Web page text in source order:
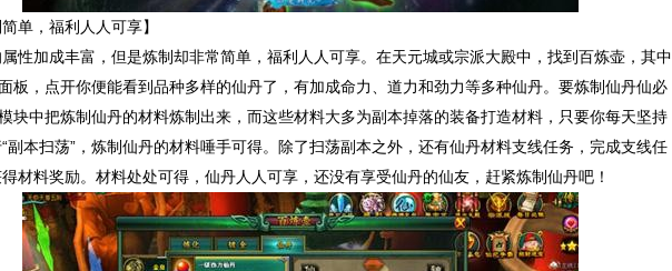
简单，福利人人可享】
性加成丰富，但是炼制却非常简单，福利人人可享。在天元城或宗派大殿中，找到百炼壶，其中
板，点开你便能看到品种多样的仙丹了，有加成命力、道力和劲力等多种仙丹。要炼制仙丹仙必
块中把炼制仙丹的材料炼制出来，而这些材料大多为副本掉落的装备打造材料，只要你每天坚持
副本扫荡”，炼制仙丹的材料唾手可得。除了扫荡副本之外，还有仙丹材料支线任务，完成支线任
材料奖励。材料处处可得，仙丹人人可享，还没有享受仙丹的仙友，赶紧炼制仙丹吧！